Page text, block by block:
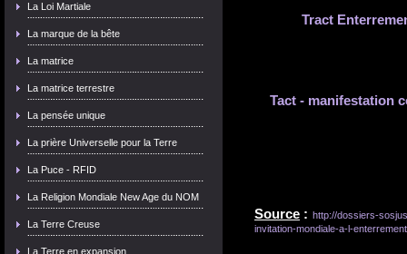
La Loi Martiale
La marque de la bête
La matrice
La matrice terrestre
La pensée unique
La prière Universelle pour la Terre
La Puce - RFID
La Religion Mondiale New Age du NOM
La Terre Creuse
La Terre en expansion
Tract
Tact - manifestation
Source : http://dossiers-
invitation-mondiale-a-l-